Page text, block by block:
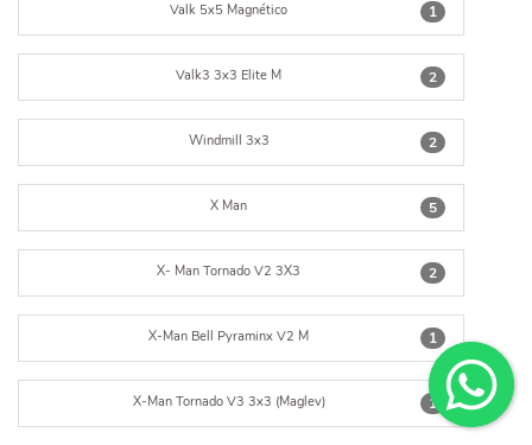
1
Valk 5x5 Magnético
2
Valk3 3x3 Elite M
2
Windmill 3x3
5
X Man
2
X- Man Tornado V2 3X3
1
X-Man Bell Pyraminx V2 M
1
X-Man Tornado V3 3x3 (Maglev)